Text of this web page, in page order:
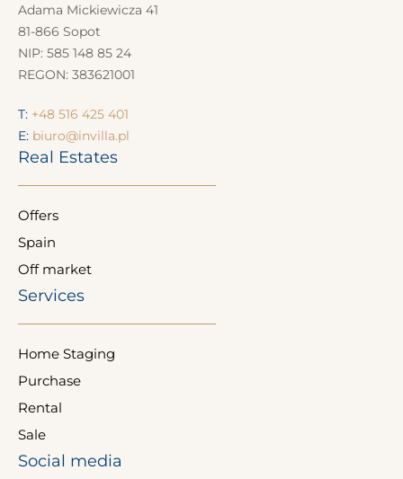
Adama Mickiewicza 41
81-866 Sopot
NIP: 585 148 85 24
REGON: 383621001
T: +48 516 425 401
E: biuro@invilla.pl
Real Estates
Offers
Spain
Off market
Services
Home Staging
Purchase
Rental
Sale
Social media